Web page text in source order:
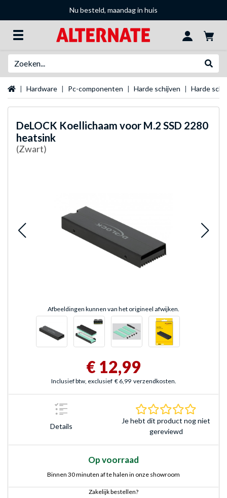
Nu besteld, maandag in huis
Startpagina
Hardware Pc-componenten Harde schijven Harde
DeLOCK Koellichaam voor M.2 SSD 2280
heatsink
(Zwart)
Afbeeldingen kunnen van het origineel afwijken.
€ 12,99
Inclusief btw, exclusief € 6,99 verzendkosten.
Details
Je hebt dit product nog niet
gereviewd
Op voorraad
Binnen 30 minuten af te halen in onze showroom
Zakelijk bestellen?